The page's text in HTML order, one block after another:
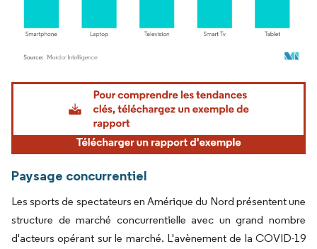
Image © Mordor Intelligence. La réutilisation nécessite une attribution sous CC BY
Paysage concurrentiel
Les sports de spectateurs en Amérique du Nord présentent une
structure de marché concurrentielle avec un grand nombre
d'acteurs opérant sur le marché. L'avènement de la COVID-19